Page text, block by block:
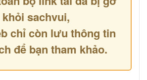
khỏi sachvui,
chỉ còn lưu thông tin
để bạn tham khảo.